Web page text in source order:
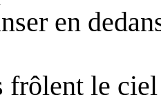
en
le ciel